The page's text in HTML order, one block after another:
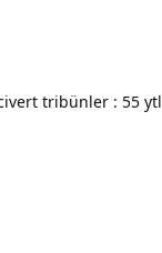
tribünler : 55 ytl